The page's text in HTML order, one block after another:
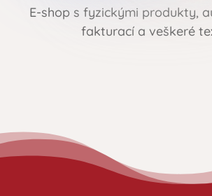
E-shop s fyzickými produkty,
fakturací a veškeré